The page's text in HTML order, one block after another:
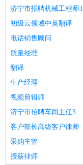
济宁市招聘机械工程师3
初级云领域中英翻译
电话销售顾问
质量经理
翻译
生产经理
视频剪辑师
济宁市招聘车间主任3
客户部长高级客户律师
采购主管
授薪律师